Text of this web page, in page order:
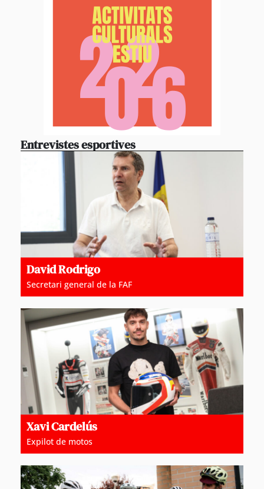
Entrevistes esportives
David Rodrigo
Secretari general de la FAF
Xavi Cardelús
Expilot de motos